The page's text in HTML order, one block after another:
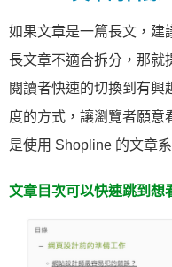
如果文章是一篇長文，建
長文章不適合拆分，那就
閱讀者快速的切換到有興
度的方式，讓瀏覽者願意
是使用 Shopline 的文章
文章目次可以快速跳到想